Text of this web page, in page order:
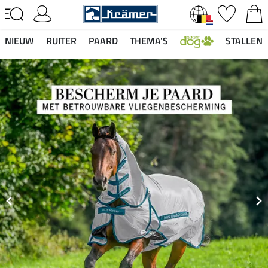
NIEUW RUITER PAARD THEMA'S STALLEN